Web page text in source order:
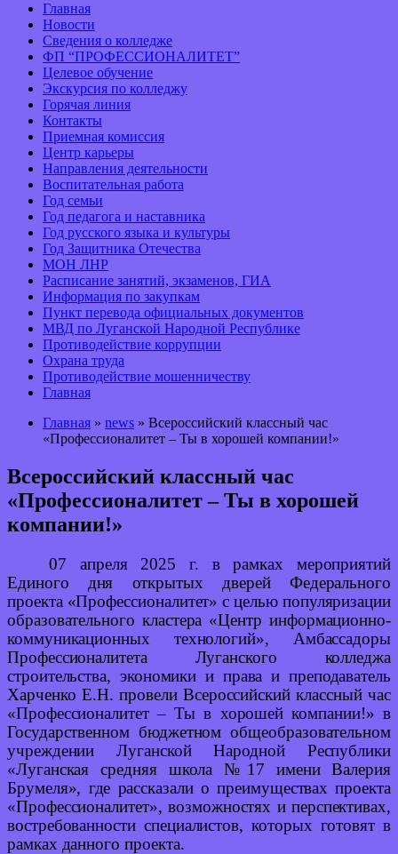
Главная
Новости
Сведения о колледже
ФП “ПРОФЕССИОНАЛИТЕТ”
Целевое обучение
Экскурсия по колледжу
Горячая линия
Контакты
Приемная комиссия
Центр карьеры
Направления деятельности
Воспитательная работа
Год семьи
Год педагога и наставника
Год русского языка и культуры
Год Защитника Отечества
МОН ЛНР
Расписание занятий, экзаменов, ГИА
Информация по закупкам
Пункт перевода официальных документов
МВД по Луганской Народной Республике
Противодействие коррупции
Охрана труда
Противодействие мошенничеству
Главная
Главная » news » Всероссийский классный час
«Профессионалитет – Ты в хорошей компании!»
Всероссийский классный час
«Профессионалитет – Ты в хорошей
компании!»
07 апреля 2025 г. в рамках мероприятий
Единого дня открытых дверей Федерального
проекта «Профессионалитет» с целью популяризации
образовательного кластера «Центр информационно-
коммуникационных технологий», Амбассадоры
Профессионалитета Луганского колледжа
строительства, экономики и права и преподаватель
Харченко Е.Н. провели Всероссийский классный час
«Профессионалитет – Ты в хорошей компании!» в
Государственном бюджетном общеобразовательном
учреждении Луганской Народной Республики
«Луганская средняя школа№ 17 имени Валерия
Брумеля», где рассказали о преимуществах проекта
«Профессионалитет», возможностях и перспективах,
востребованности специалистов, которых готовят в
рамках данного проекта.